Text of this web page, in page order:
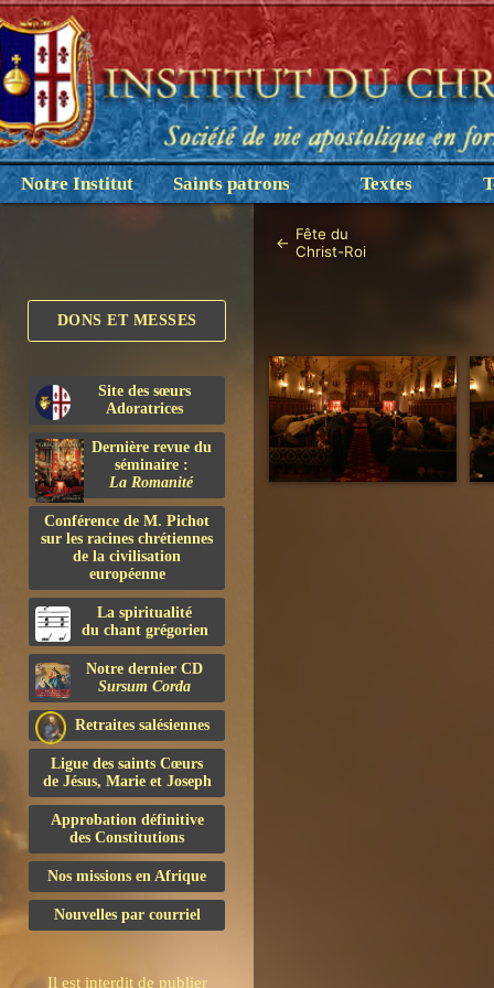
Notre Institut Saints patrons Textes
DONS ET MESSES
Site des sœurs
Adoratrices
Dernière revue du
séminaire :
La Romanité
Conférence de M. Pichot
sur les racines chrétiennes
de la civilisation
européenne
La spiritualité
du chant grégorien
Notre dernier CD
Sursum Corda
Retraites salésiennes
Ligue des saints Cœurs
de Jésus, Marie et Joseph
Approbation définitive
des Constitutions
Nos missions en Afrique
Nouvelles par courriel
Il est interdit de publier
← Fête du
Christ-Roi